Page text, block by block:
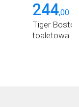
244,00
Tiger
toaletowa